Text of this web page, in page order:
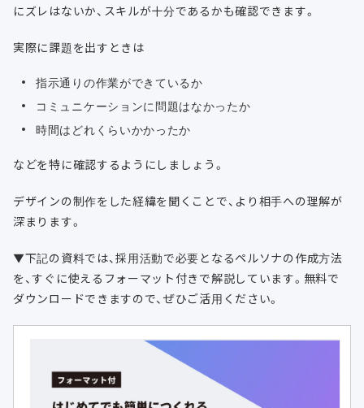
にズレはないか、スキルが十分であるかも確認できます。
実際に課題を出すときは
指示通りの作業ができているか
コミュニケーションに問題はなかったか
時間はどれくらいかかったか
などを特に確認するようにしましょう。
デザインの制作をした経緯を聞くことで、より相手への理解が
深まります。
▼下記の資料では、採用活動で必要となるペルソナの作成方法
を、すぐに使えるフォーマット付きで解説しています。無料で
ダウンロードできますので、ぜひご活用ください。